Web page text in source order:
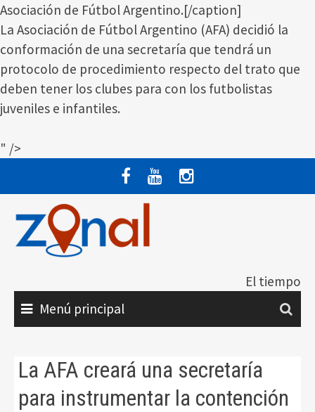
Asociación de Fútbol Argentino.[/caption]
La Asociación de Fútbol Argentino (AFA) decidió la
conformación de una secretaría que tendrá un
protocolo de procedimiento respecto del trato que
deben tener los clubes para con los futbolistas
juveniles e infantiles.
" />
contenido
El tiempo
Menú principal
La AFA creará una secretaría
para instrumentar la contención